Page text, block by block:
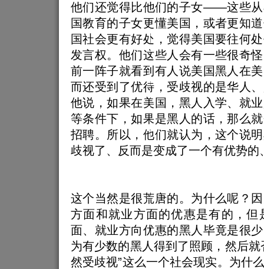
他们还觉得比他们的子女——这些从
国教育的子女更懂美国，或者更知
国社会更有好处，觉得美国要往何
发言权。他们这些人会有一些很奇
前一阵子就看到有人说美国黑人在
而还受到了优待，受歧视的是华人
他说，如果在美国，黑人入学、就
等条件下，如果是黑人的话，那么
招聘。所以，他们就认为，这个说
歧视了、反而是变成了一个有优势的
这个当然是很荒唐的。为什么呢？
方面和就业方面的优惠是有的，但
面、就业方向优惠的黑人毕竟是很
为有少数的黑人得到了照顾，然后就
然受歧视”这么一个社会现实。为什